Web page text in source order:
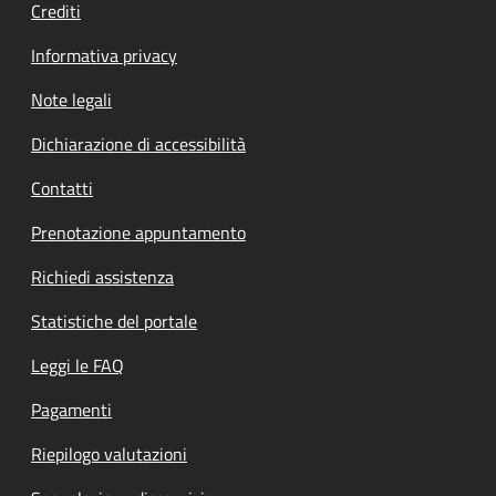
Crediti
Informativa privacy
Note legali
Dichiarazione di accessibilità
Contatti
Prenotazione appuntamento
Richiedi assistenza
Statistiche del portale
Leggi le FAQ
Pagamenti
Riepilogo valutazioni